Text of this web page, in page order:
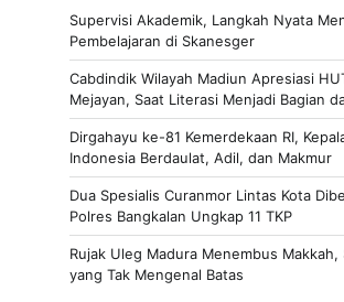
Supervisi Akademik, Langkah Nyata
Pembelajaran di Skanesger
Cabdindik Wilayah Madiun Apresiasi
Mejayan, Saat Literasi Menjadi Bagian
Dirgahayu ke-81 Kemerdekaan RI,
Indonesia Berdaulat, Adil, dan Makmur
Dua Spesialis Curanmor Lintas Kota
Polres Bangkalan Ungkap 11 TKP
Rujak Uleg Madura Menembus Makkah,
yang Tak Mengenal Batas